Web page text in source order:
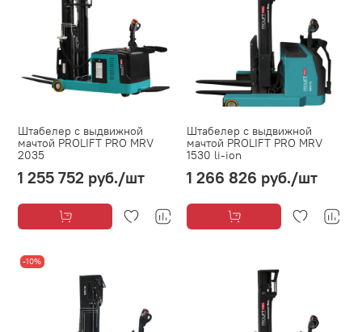
Штабелер с выдвижной
мачтой PROLIFT PRO MRV
2035
1 255 752 руб./шт
Штабелер с выдвижной
мачтой PROLIFT PRO MRV
1530 li-ion
1 266 826 руб./шт
-10%